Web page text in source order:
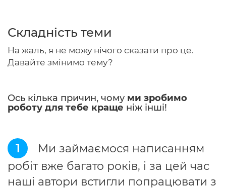
Складність теми
На жаль, я не можу нічого сказати про це.
Давайте змінимо тему?
Ось кілька причин, чому ми зробимо
роботу для тебе краще ніж інші!
1
Ми займаємося написанням
робіт вже багато років, і за цей час
наші автори встигли попрацювати з
Головна
Умови